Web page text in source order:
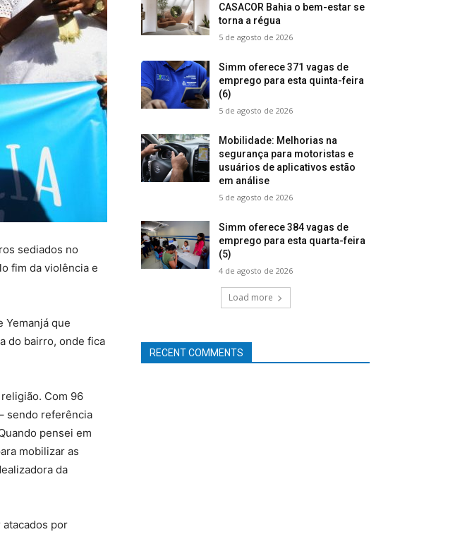
sediados no
fim da violência e
Yemanjá que
do bairro, onde fica
Com 96
sendo referência
pensei em
mobilizar as
da
por
CASACOR Bahia o bem-estar se
torna a régua
5 de agosto de 2026
Simm oferece 371 vagas de
emprego para esta quinta-feira
(6)
5 de agosto de 2026
Mobilidade: Melhorias na
segurança para motoristas e
usuários de aplicativos estão
em análise
5 de agosto de 2026
Simm oferece 384 vagas de
emprego para esta quarta-feira
(5)
4 de agosto de 2026
Load more
RECENT COMMENTS